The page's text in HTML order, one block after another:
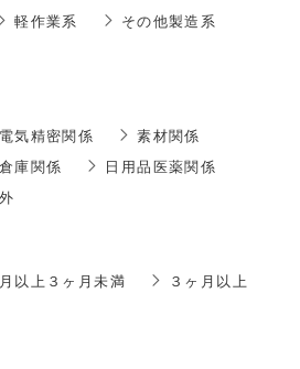
軽作業系
その他製造系
電気精密関係
素材関係
庫関係
日用品医薬関係
以上３ヶ月未満
３ヶ月以上